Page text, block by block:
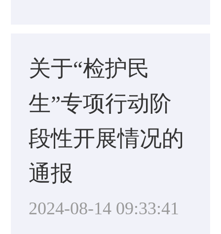
关于“检护民
生”专项行动阶
段性开展情况的
通报
2024-08-14 09:33:41